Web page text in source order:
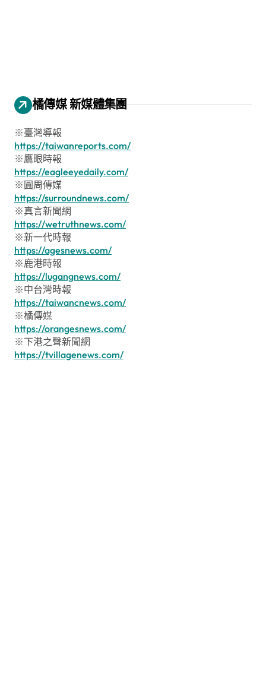
橘傳媒 新媒體集團
※臺灣導報
https://taiwanreports.com/
※鷹眼時報
https://eagleeyedaily.com/
※圓周傳媒
https://surroundnews.com/
※真言新聞網
https://wetruthnews.com/
※新一代時報
https://agesnews.com/
※鹿港時報
https://lugangnews.com/
※中台灣時報
https://taiwancnews.com/
※橘傳媒
https://orangesnews.com/
※下港之聲新聞網
https://tvillagenews.com/